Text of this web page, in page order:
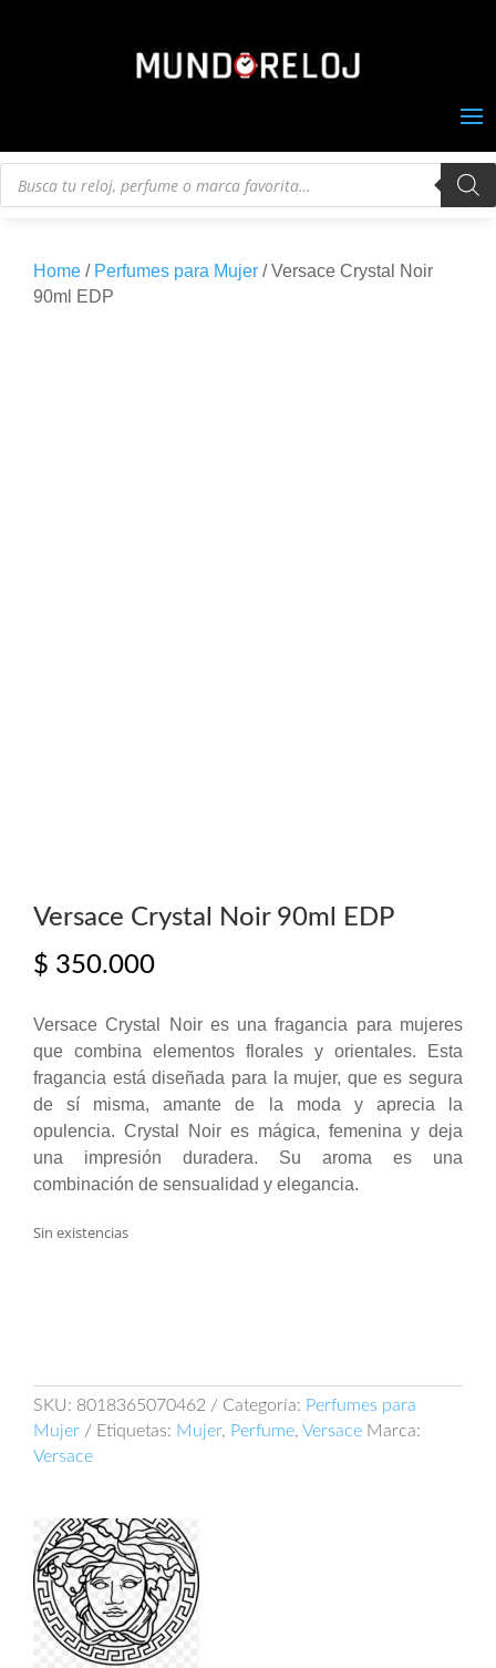
Búsqueda
Home / Perfumes para Mujer / Versace Crystal Noir
90ml EDP
Versace Crystal Noir 90ml EDP
$ 350.000
Versace Crystal Noir es una fragancia para mujeres
que combina elementos florales y orientales. Esta
fragancia está diseñada para la mujer, que es segura
de sí misma, amante de la moda y aprecia la
opulencia. Crystal Noir es mágica, femenina y deja
una impresión duradera. Su aroma es una
combinación de sensualidad y elegancia.
Sin existencias
SKU: 8018365070462 Categoría: Perfumes para
Mujer
Etiquetas: Mujer, Perfume, Versace Marca:
Versace